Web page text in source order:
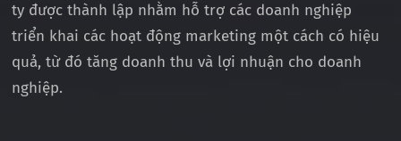
ty được thành lập nhằm hỗ trợ các doanh nghiệp
triển khai các hoạt động marketing một cách có hiệu
quả, từ đó tăng doanh thu và lợi nhuận cho doanh
nghiệp.